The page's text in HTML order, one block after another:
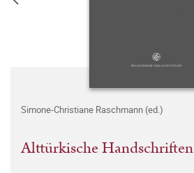
Simone-Christiane Raschmann (ed.)
Alttürkische Handschriften